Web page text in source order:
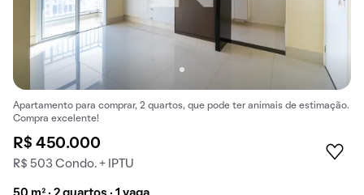
Apartamento para comprar, 2 quartos, que pode ter animais de estimação.
Compra excelente!
R$ 450.000
R$ 503 Condo. + IPTU